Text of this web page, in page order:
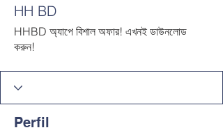
HH BD
HHBD অ্যাপে বিশাল অফার! এখনই ডাউনলোড
করুন!
Perfil